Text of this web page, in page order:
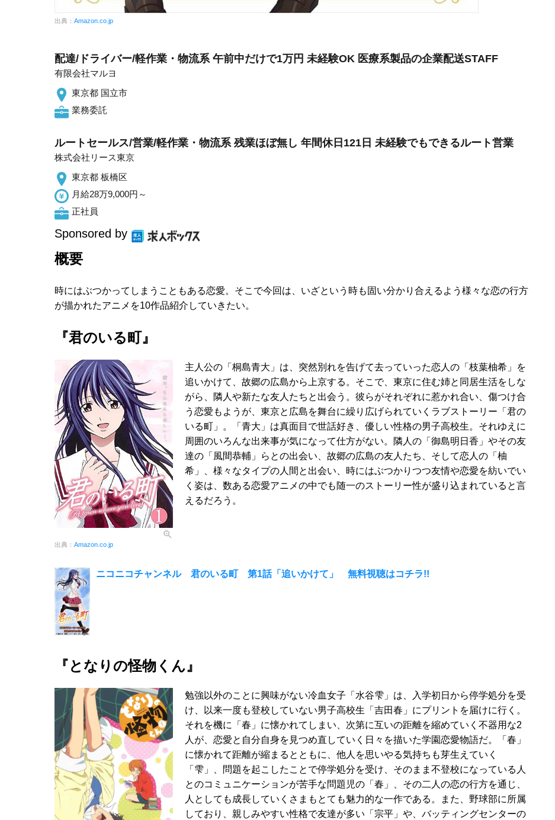
出典： Amazon.co.jp
配達/ドライバー/軽作業・物流系 午前中だけで1万円 未経験OK 医療系製品の企業配送STAFF
有限会社マルヨ
東京都 国立市
業務委託
ルートセールス/営業/軽作業・物流系 残業ほぼ無し 年間休日121日 未経験でもできるルート営業
株式会社リース東京
東京都 板橋区
月給28万9,000円～
正社員
Sponsored by
概要
時にはぶつかってしまうこともある恋愛。そこで今回は、いざという時も固い分かり合えるよう様々な恋の行方
が描かれたアニメを10作品紹介していきたい。
『君のいる町』
出典： Amazon.co.jp
主人公の「桐島青大」は、突然別れを告げて去っていった恋人の「枝葉柚希」を
追いかけて、故郷の広島から上京する。そこで、東京に住む姉と同居生活をしな
がら、隣人や新たな友人たちと出会う。彼らがそれぞれに惹かれ合い、傷つけ合
う恋愛もようが、東京と広島を舞台に繰り広げられていくラブストーリー「君の
いる町」。「青大」は真面目で世話好き、優しい性格の男子高校生。それゆえに
周囲のいろんな出来事が気になって仕方がない。隣人の「御島明日香」やその友
達の「風間恭輔」らとの出会い、故郷の広島の友人たち、そして恋人の「柚
希」、様々なタイプの人間と出会い、時にはぶつかりつつ友情や恋愛を紡いでい
く姿は、数ある恋愛アニメの中でも随一のストーリー性が盛り込まれていると言
えるだろう。
ニコニコチャンネル 君のいる町 第1話「追いかけて」 無料視聴はコチラ!!
『となりの怪物くん』
勉強以外のことに興味がない冷血女子「水谷雫」は、入学初日から停学処分を受
け、以来一度も登校していない男子高校生「吉田春」にプリントを届けに行く。
それを機に「春」に懐かれてしまい、次第に互いの距離を縮めていく不器用な2
人が、恋愛と自分自身を見つめ直していく日々を描いた学園恋愛物語だ。「春」
に懐かれて距離が縮まるとともに、他人を思いやる気持ちも芽生えていく
「雫」、問題を起こしたことで停学処分を受け、そのまま不登校になっている人
とのコミュニケーションが苦手な問題児の「春」、その二人の恋の行方を通じ、
人としても成長していくさまもとても魅力的な一作である。また、野球部に所属
しており、親しみやすい性格で友達が多い「宗平」や、バッティングセンターの